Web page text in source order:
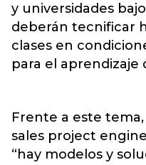
y universidades
deberán tecnificar
clases en
para el aprendizaje
Frente a este
sales project
“hay modelos y